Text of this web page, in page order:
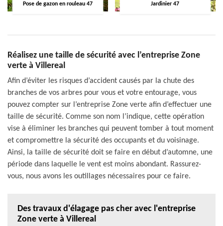
Pose de gazon en rouleau 47 Jardinier 47
Réalisez une taille de sécurité avec l’entreprise Zone
verte à Villereal
Afin d’éviter les risques d’accident causés par la chute des
branches de vos arbres pour vous et votre entourage, vous
pouvez compter sur l’entreprise Zone verte afin d’effectuer une
taille de sécurité. Comme son nom l’indique, cette opération
vise à éliminer les branches qui peuvent tomber à tout moment
et compromettre la sécurité des occupants et du voisinage.
Ainsi, la taille de sécurité doit se faire en début d’automne, une
période dans laquelle le vent est moins abondant. Rassurez-
vous, nous avons les outillages nécessaires pour ce faire.
Des travaux d'élagage pas cher avec l'entreprise
Zone verte à Villereal